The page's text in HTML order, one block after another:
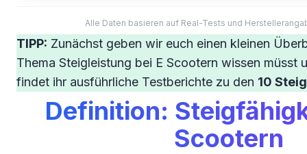
Alle Daten basieren auf Real-Tests und
TIPP: Zunächst geben wir euch einen kleinen
Thema Steigleistung bei E Scootern wissen müsst
findet ihr ausführliche Testberichte zu den 10
Definition:
Scootern